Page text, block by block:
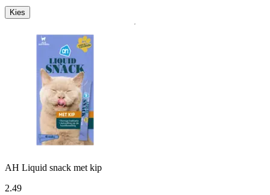
Kies
AH Liquid snack met kip
2.49